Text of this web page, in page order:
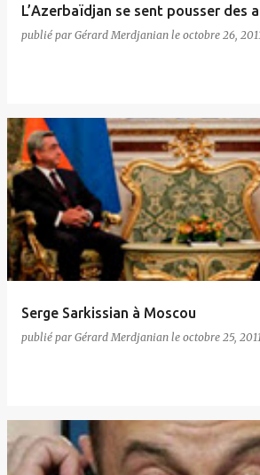
L’Azerbaïdjan se sent pousser des
publié par Gérard Merdjanian le octobre 26,
Serge Sarkissian à Moscou
publié par Gérard Merdjanian le octobre 25,